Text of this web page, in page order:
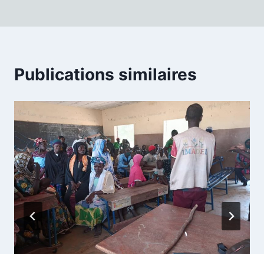
Publications similaires